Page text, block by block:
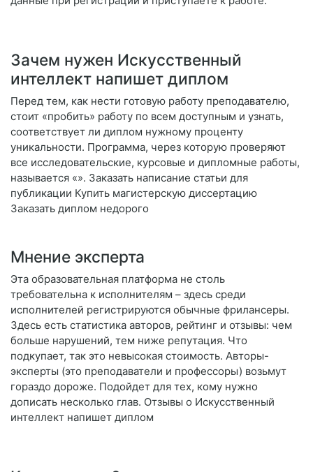
Зачем нужен Искусственный
интеллект напишет диплом
Перед тем, как нести готовую работу преподавателю,
стоит «пробить» работу по всем доступным и узнать,
соответствует ли диплом нужному проценту
уникальности. Программа, через которую проверяют
все исследовательские, курсовые и дипломные работы,
называется «». Заказать написание статьи для
публикации Купить магистерскую диссертацию
Заказать диплом недорого
Мнение эксперта
Эта образовательная платформа не столь
требовательна к исполнителям – здесь среди
исполнителей регистрируются обычные фрилансеры.
Здесь есть статистика авторов, рейтинг и отзывы: чем
больше нарушений, тем ниже репутация. Что
подкупает, так это невысокая стоимость. Авторы-
эксперты (это преподаватели и профессоры) возьмут
гораздо дороже. Подойдет для тех, кому нужно
дописать несколько глав. Отзывы о Искусственный
интеллект напишет диплом